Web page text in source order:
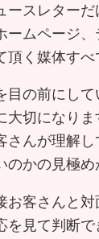
ースレター
ームページ
頂く媒体すべ
目の前にして
切になりま
さんが理解
のかの見極め
お客さんと対
を見て判断で